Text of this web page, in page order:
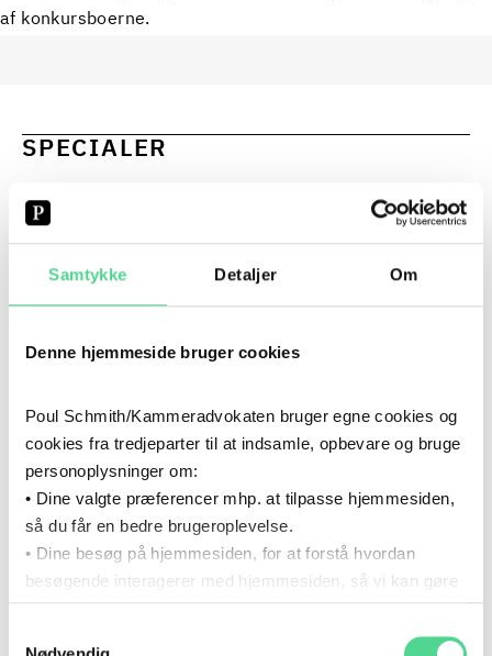
Samtykke Detaljer Om
Denne hjemmeside bruger cookies
Poul Schmith/Kammeradvokaten bruger egne cookies og
cookies fra tredjeparter til at indsamle, opbevare og bruge
personoplysninger om:
• Dine valgte præferencer mhp. at tilpasse hjemmesiden,
så du får en bedre brugeroplevelse.
• Dine besøg på hjemmesiden, for at forstå hvordan
besøgende interagerer med hjemmesiden, så vi kan gøre
Du kan til enhver tid tilbagekalde dit samtykke via det link,
af konkursboerne.
SPECIALER
INSOLVENS OG REKONSTRUKTION
M&A - MERGERS AND ACQUISITIONS
SELSKABSRET
CV
2021- NU
KARRIERE
2021